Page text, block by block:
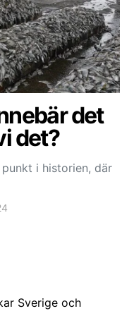
det
det?
i historien, där
Sverige och